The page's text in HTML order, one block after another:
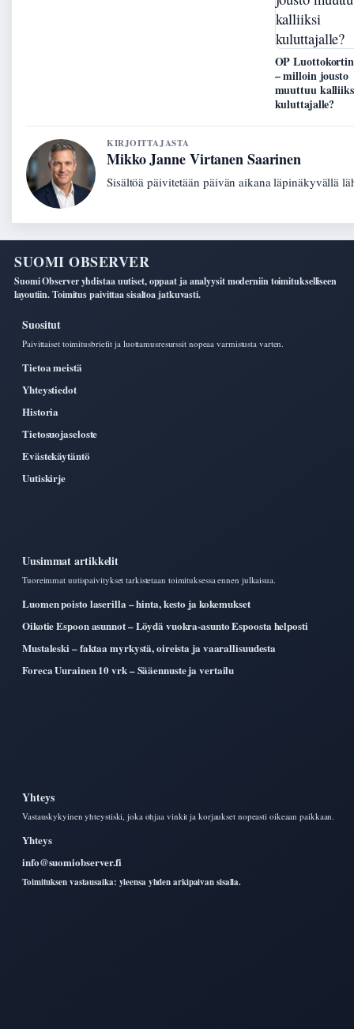
OP
– milloin jousto
muuttuu
kuluttajalle?
KIRJOITTAJASTA
Mikko Janne Virtanen Saarinen
Sisältöä päivitetään päivän aikana läpinäkyvällä
SUOMI OBSERVER
Suomi Observer yhdistaa uutiset, oppaat ja analyysit moderniin toimitukselliseen
layoutiin. Toimitus paivittaa sisaltoa jatkuvasti.
Suositut
Paivittaiset toimitusbriefit ja luottamusresurssit nopeaa varmistusta varten.
Tietoa meistä
Yhteystiedot
Historia
Tietosuojaseloste
Evästekäytäntö
Uutiskirje
Uusimmat artikkelit
Tuoreimmat uutispaivitykset tarkistetaan toimituksessa ennen julkaisua.
Luomen poisto laserilla – hinta, kesto ja kokemukset
Oikotie Espoon asunnot – Löydä vuokra-asunto Espoosta helposti
Mustaleski – faktaa myrkystä, oireista ja vaarallisuudesta
Foreca Uurainen 10 vrk – Sääennuste ja vertailu
Yhteys
Vastauskykyinen yhteystiski, joka ohjaa vinkit ja korjaukset nopeasti oikeaan paikkaan.
Yhteys
info@suomiobserver.fi
Toimituksen vastausaika: yleensa yhden arkipaivan sisalla.